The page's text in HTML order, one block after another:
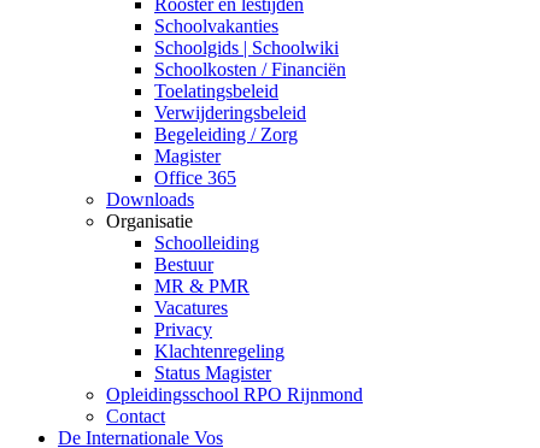
Rooster en lestijden
Schoolvakanties
Schoolgids | Schoolwiki
Schoolkosten / Financiën
Toelatingsbeleid
Verwijderingsbeleid
Begeleiding / Zorg
Magister
Office 365
Downloads
Organisatie
Schoolleiding
Bestuur
MR & PMR
Vacatures
Privacy
Klachtenregeling
Status Magister
Opleidingsschool RPO Rijnmond
Contact
De Internationale Vos